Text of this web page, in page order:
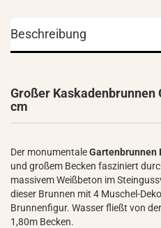
Beschreibung
Großer Kaskadenbrunnen
cm
Der monumentaleGartenbrunnen
und großem Becken fasziniert
massivem Weißbeton im
dieser Brunnen mit 4 Muschel-
Brunnenfigur. Wasser fließt von
1,80m Becken.